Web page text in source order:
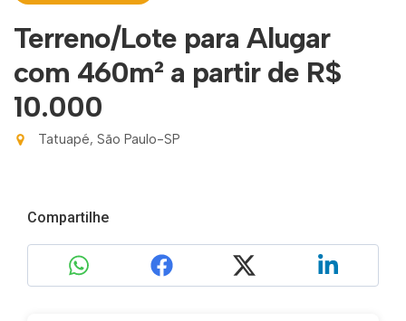
Terreno/Lote para Alugar
com 460m² a partir de R$
10.000
Tatuapé, São Paulo-SP
Compartilhe